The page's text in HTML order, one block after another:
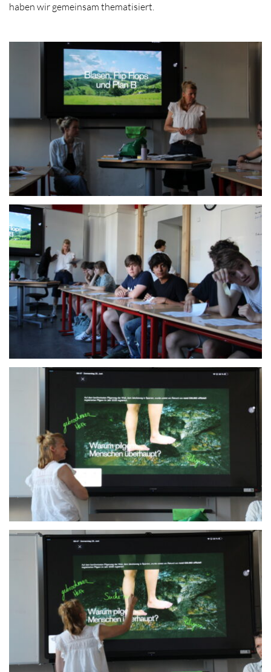
haben wir gemeinsam thematisiert.